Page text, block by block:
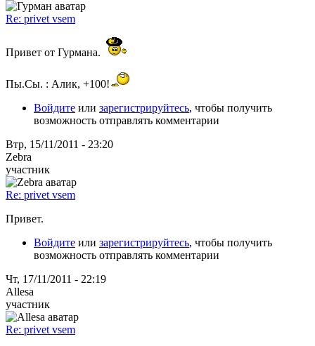
Re: privet vsem
Привет от Гурмана.
Пы.Сы. : Алик, +100!
Войдите или зарегистрируйтесь, чтобы получить
возможность отправлять комментарии
Втр, 15/11/2011 - 23:20
Zebra
участник
Re: privet vsem
Привет.
Войдите или зарегистрируйтесь, чтобы получить
возможность отправлять комментарии
Чт, 17/11/2011 - 22:19
Allesa
участник
Re: privet vsem